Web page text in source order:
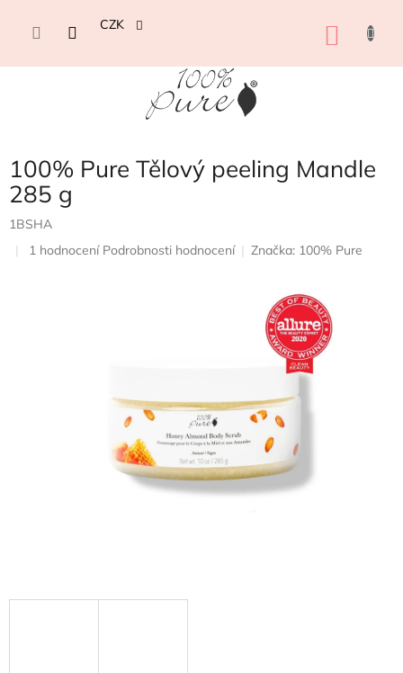
obsah
CZK
100% Pure Tělový peeling Mandle
285 g
1BSHA
Průměrné
1 hodnocení Podrobnosti hodnocení Značka: 100% Pure